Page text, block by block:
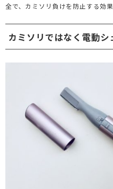
全で、カミソリ負けを防止する効
カミソリではなく電動シ